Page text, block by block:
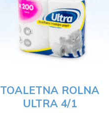
TOALETNA ROLNA
ULTRA 4/1